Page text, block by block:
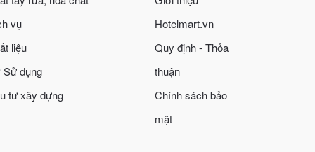
vụ
liệu
Sử dụng
tư xây dựng
Hotelmart.vn
Quy định - Thỏa
thuận
Chính sách bảo
mật